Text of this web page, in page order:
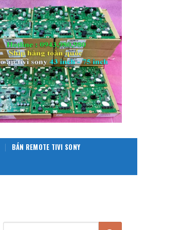
BÁN REMOTE TIVI SONY